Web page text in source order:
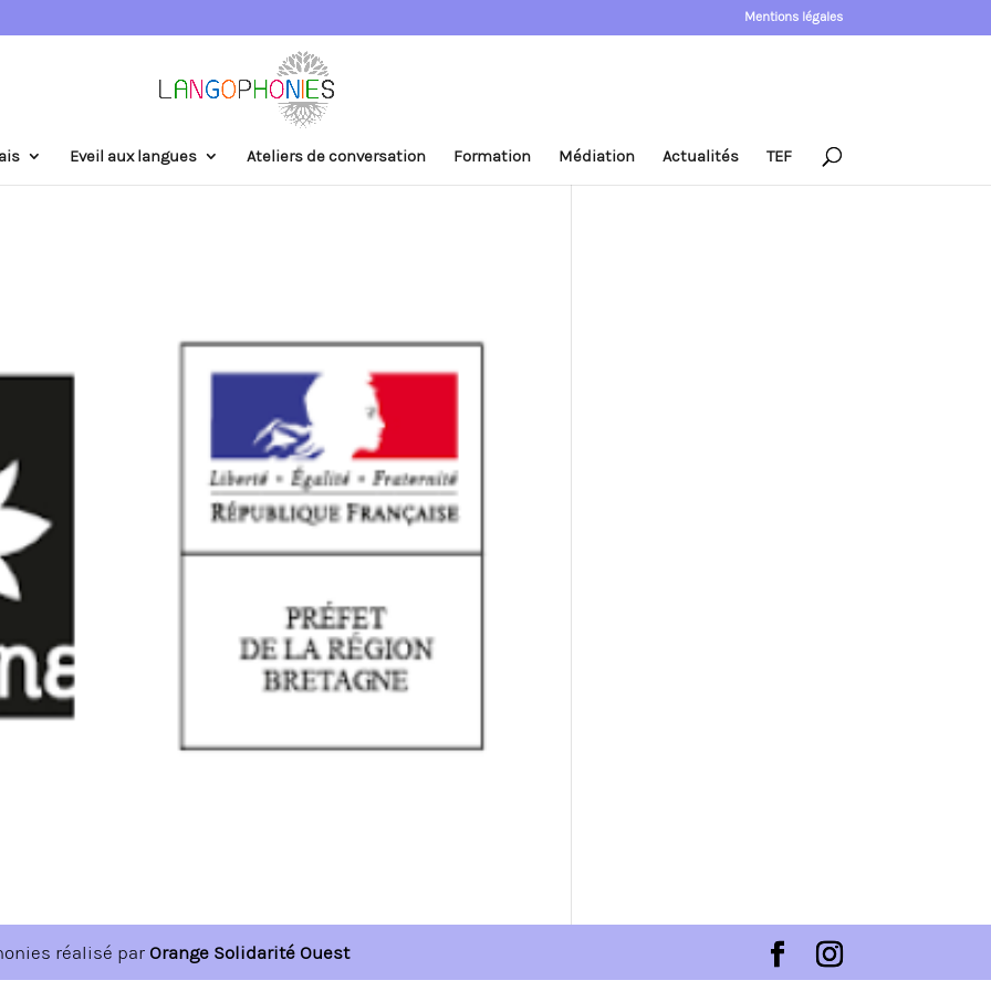
Mentions légales
Eveil aux langues Ateliers de conversation Formation Médiation Actualités TEF
réalisé par Orange Solidarité Ouest